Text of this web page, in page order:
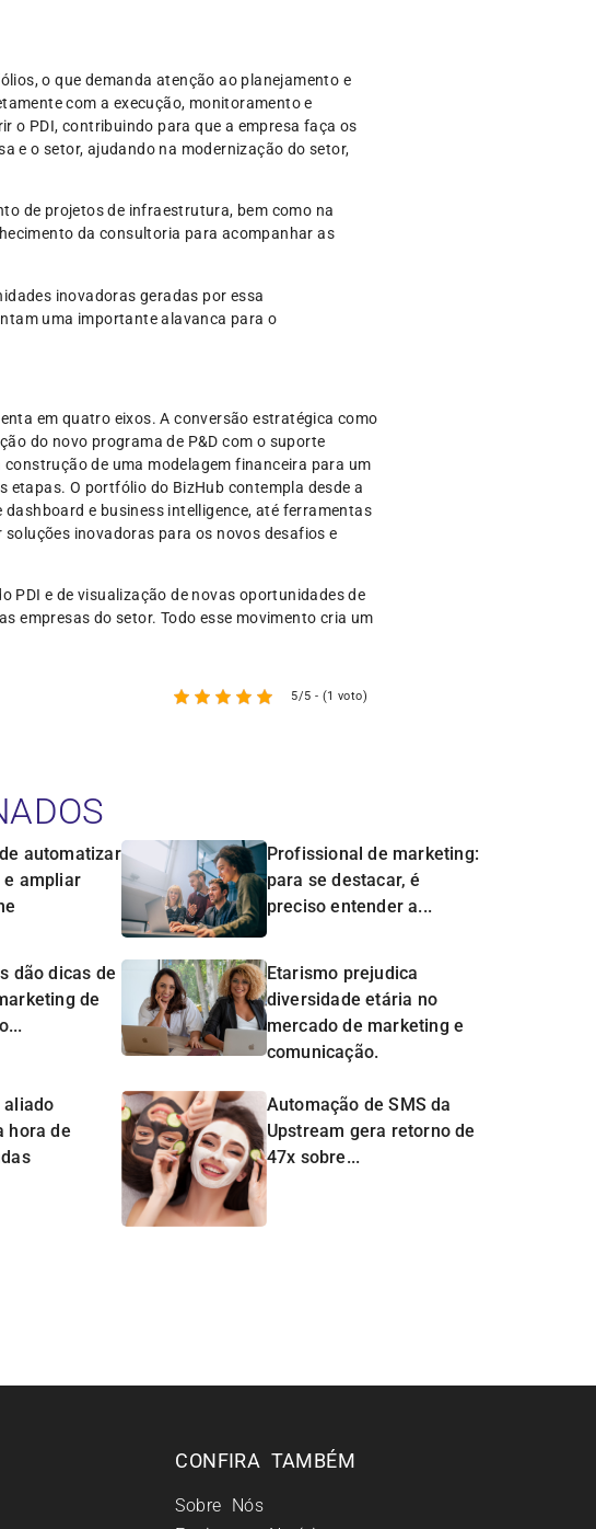
o que demanda atenção ao planejamento e
com a execução, monitoramento e
o PDI, contribuindo para que a empresa faça os
e o setor, ajudando na modernização do setor,
de projetos de infraestrutura, bem como na
da consultoria para acompanhar as
inovadoras geradas por essa
uma importante alavanca para o
em quatro eixos. A conversão estratégica como
do novo programa de P&D com o suporte
de uma modelagem financeira para um
O portfólio do BizHub contempla desde a
e business intelligence, até ferramentas
inovadoras para os novos desafios e
PDI e de visualização de novas oportunidades de
empresas do setor. Todo esse movimento cria um
5/5 - (1 voto)
automatizar
e ampliar
Profissional de marketing:
para se destacar, é
preciso entender a...
dão dicas de
de
Etarismo prejudica
diversidade etária no
mercado de marketing e
comunicação.
aliado
hora de
Automação de SMS da
Upstream gera retorno de
47x sobre...
CONFIRA TAMBÉM
Sobre Nós